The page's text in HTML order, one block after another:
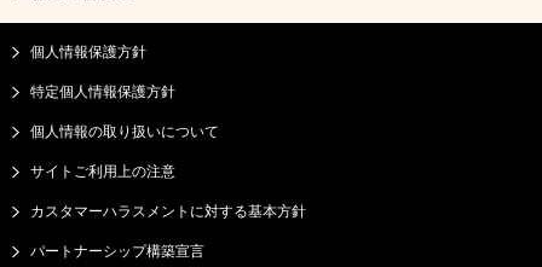
個人情報保護方針
特定個人情報保護方針
個人情報の取り扱いについて
サイトご利用上の注意
カスタマーハラスメントに対する基本方針
パートナーシップ構築宣言